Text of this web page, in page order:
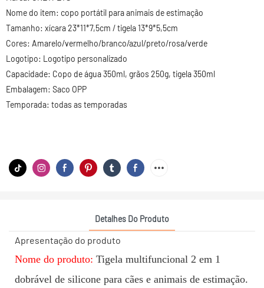
Nome do item: copo portátil para animais de estimação
Tamanho: xícara 23*11*7,5cm / tigela 13*9*5,5cm
Cores: Amarelo/vermelho/branco/azul/preto/rosa/verde
Logotipo: Logotipo personalizado
Capacidade: Copo de água 350ml, grãos 250g, tigela 350ml
Embalagem: Saco OPP
Temporada: todas as temporadas
Detalhes Do Produto
Apresentação do produto
Nome do produto: Tigela multifuncional 2 em 1
dobrável de silicone para cães e animais de estimação.